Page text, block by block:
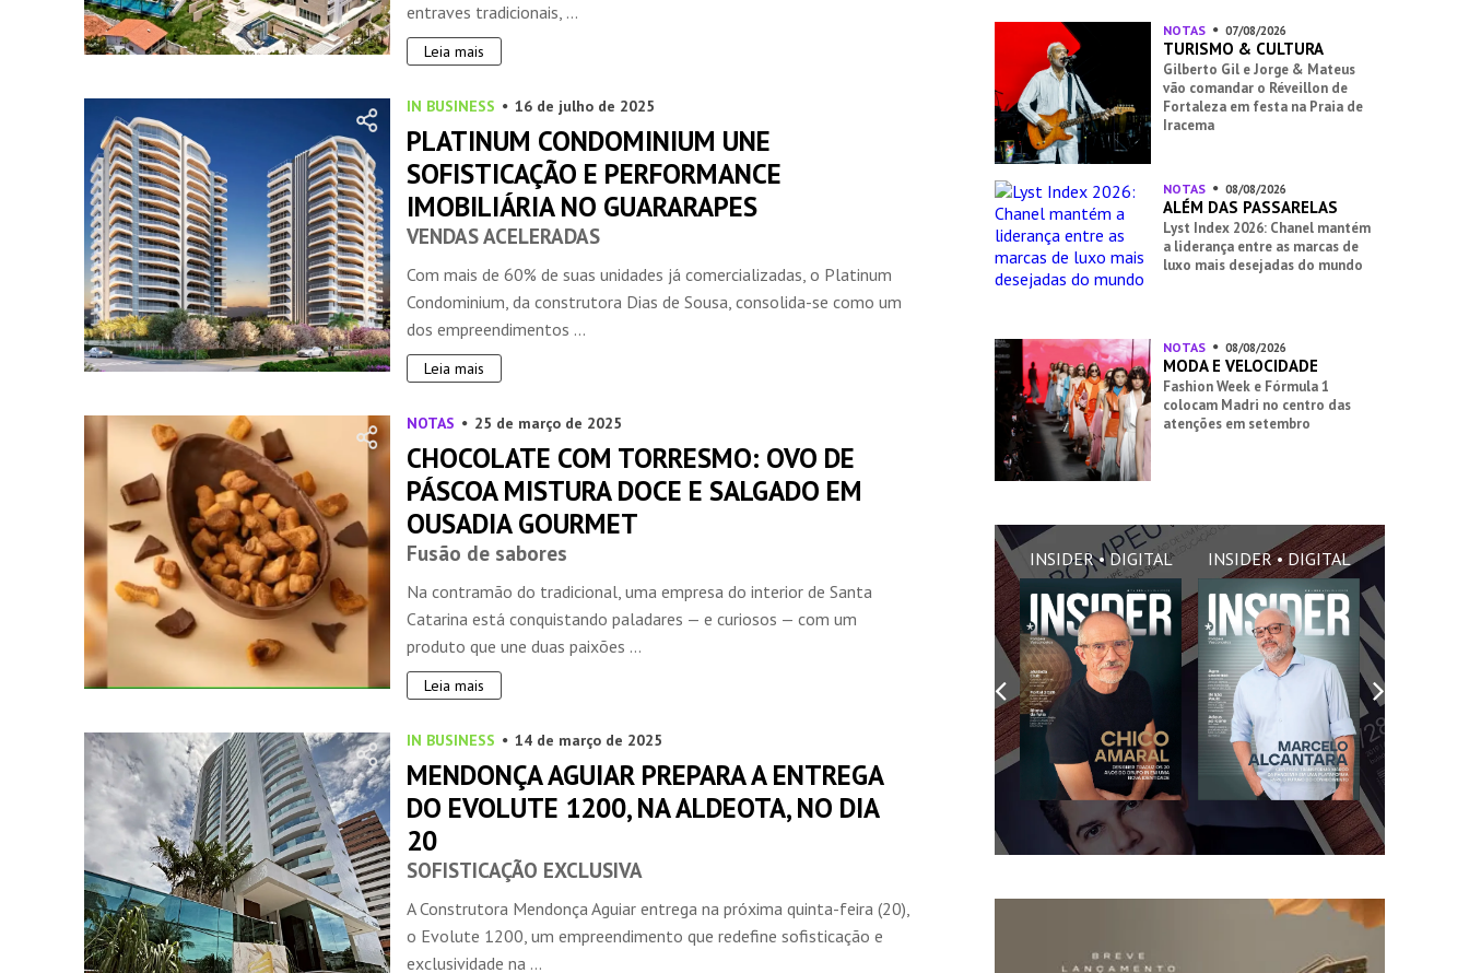
entraves tradicionais, ...
Leia mais
IN BUSINESS 16 de julho de 2025
PLATINUM CONDOMINIUM UNE
SOFISTICAÇÃO E PERFORMANCE
IMOBILIÁRIA NO GUARARAPES
VENDAS ACELERADAS
Com mais de 60% de suas unidades já comercializadas, o Platinum
Condominium, da construtora Dias de Sousa, consolida-se como um
dos empreendimentos ...
Leia mais
NOTAS 25 de março de 2025
CHOCOLATE COM TORRESMO: OVO DE
PÁSCOA MISTURA DOCE E SALGADO EM
OUSADIA GOURMET
Fusão de sabores
Na contramão do tradicional, uma empresa do interior de Santa
Catarina está conquistando paladares — e curiosos — com um
produto que une duas paixões ...
Leia mais
IN BUSINESS 14 de março de 2025
MENDONÇA AGUIAR PREPARA A ENTREGA
DO EVOLUTE 1200, NA ALDEOTA, NO DIA
20
SOFISTICAÇÃO EXCLUSIVA
A Construtora Mendonça Aguiar entrega na próxima quinta-feira (20),
o Evolute 1200, um empreendimento que redefine sofisticação e
exclusividade na ...
NOTAS 07/08/2026
TURISMO & CULTURA
Gilberto Gil e Jorge & Mateus
vão comandar o Réveillon de
Fortaleza em festa na Praia de
Iracema
NOTAS 08/08/2026
ALÉM DAS PASSARELAS
Lyst Index 2026: Chanel mantém
a liderança entre as marcas de
luxo mais desejadas do mundo
NOTAS 08/08/2026
MODA E VELOCIDADE
Fashion Week e Fórmula 1
colocam Madri no centro das
atenções em setembro
INSIDER • DIGITAL INSIDER • DIGITAL INSIDER • DIGITAL INSIDER • DIGITAL